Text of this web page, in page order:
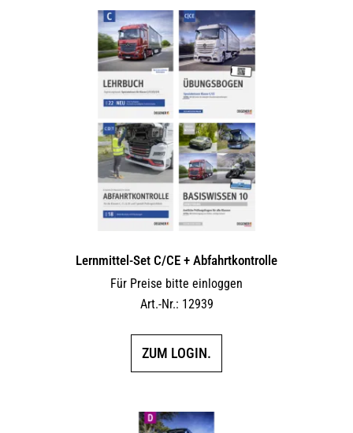
Lernmittel-Set C/CE + Abfahrtkontrolle
Für Preise bitte einloggen
Art.-Nr.: 12939
ZUM LOGIN.